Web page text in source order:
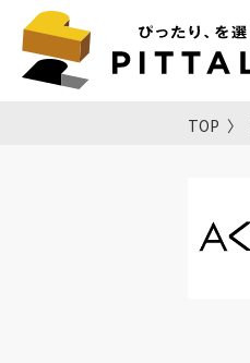
TOP